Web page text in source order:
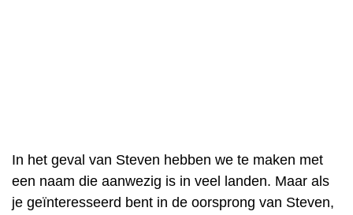
In het geval van Steven hebben we te maken met
een naam die aanwezig is in veel landen. Maar als
je geïnteresseerd bent in de oorsprong van Steven,